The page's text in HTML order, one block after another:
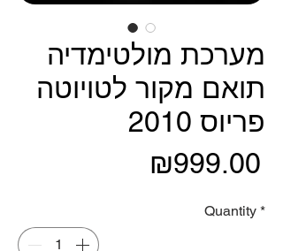
מערכת מולטימדיה
תואם מקור לטויוטה
פריוס 2010
₪999.00
Quantity *